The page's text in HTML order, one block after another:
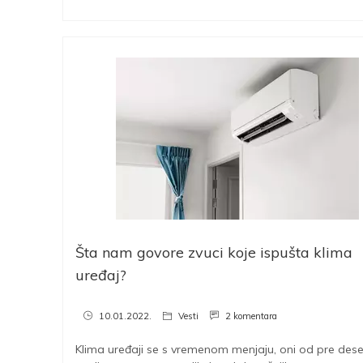
Šta nam govore zvuci koje ispušta klima
uređaj?
10.01.2022. Vesti 2 komentara
Klima uređaji se s vremenom menjaju, oni od pre